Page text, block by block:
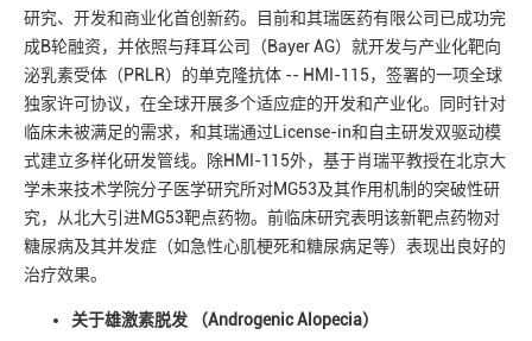
研究、开发和商业化首创新药。目前和其瑞医药有限公司已成功完
成B轮融资，并依照与拜耳公司（Bayer AG）就开发与产业化靶向
泌乳素受体（PRLR）的单克隆抗体 -- HMI-115，签署的一项全球
独家许可协议，在全球开展多个适应症的开发和产业化。同时针对
临床未被满足的需求，和其瑞通过License-in和自主研发双驱动模
式建立多样化研发管线。除HMI-115外，基于肖瑞平教授在北京大
学未来技术学院分子医学研究所对MG53及其作用机制的突破性研
究，从北大引进MG53靶点药物。前临床研究表明该新靶点药物对
糖尿病及其并发症（如急性心肌梗死和糖尿病足等）表现出良好的
治疗效果。
关于雄激素脱发 （Androgenic Alopecia）